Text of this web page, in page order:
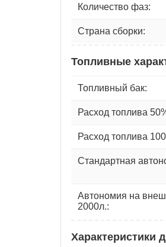
Количество фаз:
Страна сборки:
Топливные
Топливный бак:
Расход топлива
Расход топлива
Стандартная
Автономия на
2000л.:
Характеристики